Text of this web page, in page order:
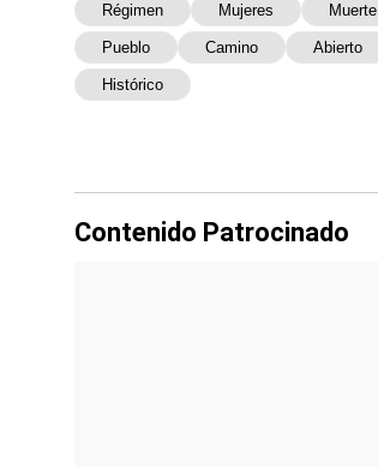
Régimen Mujeres Muerte
Pueblo Camino Abierto
Histórico
Contenido Patrocinado